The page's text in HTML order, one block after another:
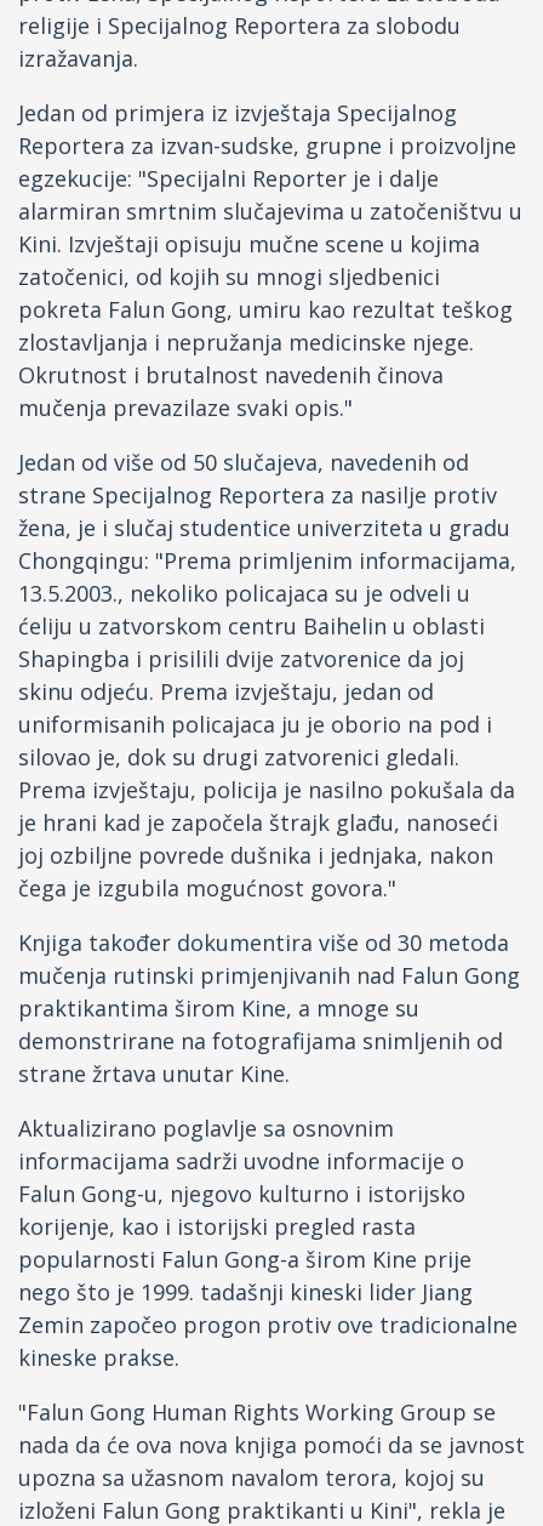
religije i Specijalnog Reportera za slobodu
izražavanja.
Jedan od primjera iz izvještaja Specijalnog
Reportera za izvan-sudske, grupne i proizvoljne
egzekucije: "Specijalni Reporter je i dalje
alarmiran smrtnim slučajevima u zatočeništvu u
Kini. Izvještaji opisuju mučne scene u kojima
zatočenici, od kojih su mnogi sljedbenici
pokreta Falun Gong, umiru kao rezultat teškog
zlostavljanja i nepružanja medicinske njege.
Okrutnost i brutalnost navedenih činova
mučenja prevazilaze svaki opis."
Jedan od više od 50 slučajeva, navedenih od
strane Specijalnog Reportera za nasilje protiv
žena, je i slučaj studentice univerziteta u gradu
Chongqingu: "Prema primljenim informacijama,
13.5.2003., nekoliko policajaca su je odveli u
ćeliju u zatvorskom centru Baihelin u oblasti
Shapingba i prisilili dvije zatvorenice da joj
skinu odjeću. Prema izvještaju, jedan od
uniformisanih policajaca ju je oborio na pod i
silovao je, dok su drugi zatvorenici gledali.
Prema izvještaju, policija je nasilno pokušala da
je hrani kad je započela štrajk glađu, nanoseći
joj ozbiljne povrede dušnika i jednjaka, nakon
čega je izgubila mogućnost govora."
Knjiga također dokumentira više od 30 metoda
mučenja rutinski primjenjivanih nad Falun Gong
praktikantima širom Kine, a mnoge su
demonstrirane na fotografijama snimljenih od
strane žrtava unutar Kine.
Aktualizirano poglavlje sa osnovnim
informacijama sadrži uvodne informacije o
Falun Gong-u, njegovo kulturno i istorijsko
korijenje, kao i istorijski pregled rasta
popularnosti Falun Gong-a širom Kine prije
nego što je 1999. tadašnji kineski lider Jiang
Zemin započeo progon protiv ove tradicionalne
kineske prakse.
"Falun Gong Human Rights Working Group se
nada da će ova nova knjiga pomoći da se javnost
upozna sa užasnom navalom terora, kojoj su
izloženi Falun Gong praktikanti u Kini", rekla je